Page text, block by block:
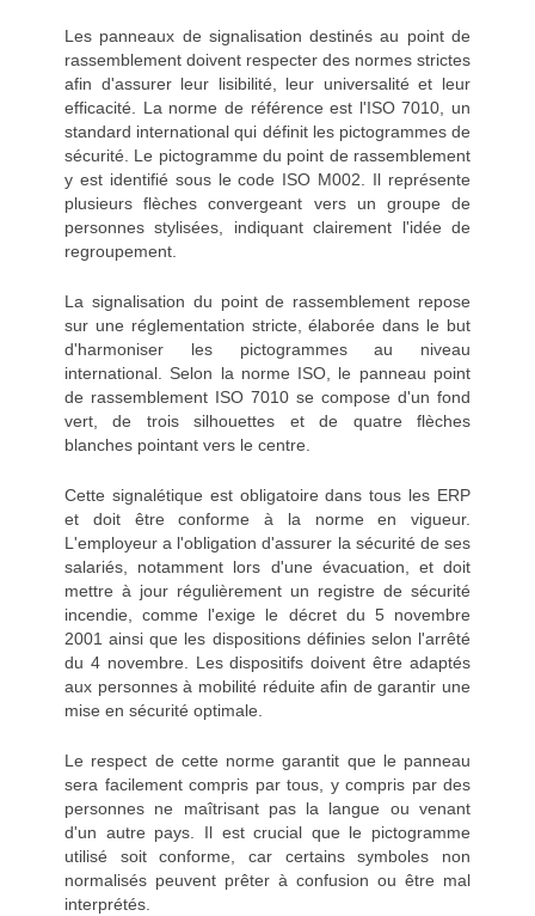
Les panneaux de signalisation destinés au point de
rassemblement doivent respecter des normes strictes
afin d'assurer leur lisibilité, leur universalité et leur
efficacité. La norme de référence est l'ISO 7010, un
standard international qui définit les pictogrammes de
sécurité. Le pictogramme du point de rassemblement
y est identifié sous le code ISO M002. Il représente
plusieurs flèches convergeant vers un groupe de
personnes stylisées, indiquant clairement l'idée de
regroupement.
La signalisation du point de rassemblement repose
sur une réglementation stricte, élaborée dans le but
d'harmoniser les pictogrammes au niveau
international. Selon la norme ISO, le panneau point
de rassemblement ISO 7010 se compose d'un fond
vert, de trois silhouettes et de quatre flèches
blanches pointant vers le centre.
Cette signalétique est obligatoire dans tous les ERP
et doit être conforme à la norme en vigueur.
L'employeur a l'obligation d'assurer la sécurité de ses
salariés, notamment lors d'une évacuation, et doit
mettre à jour régulièrement un registre de sécurité
incendie, comme l'exige le décret du 5 novembre
2001 ainsi que les dispositions définies selon l'arrêté
du 4 novembre. Les dispositifs doivent être adaptés
aux personnes à mobilité réduite afin de garantir une
mise en sécurité optimale.
Le respect de cette norme garantit que le panneau
sera facilement compris par tous, y compris par des
personnes ne maîtrisant pas la langue ou venant
d'un autre pays. Il est crucial que le pictogramme
utilisé soit conforme, car certains symboles non
normalisés peuvent prêter à confusion ou être mal
interprétés.